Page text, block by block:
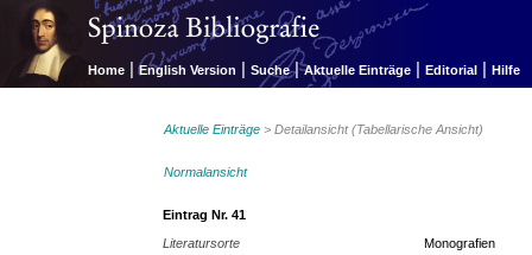
Home | English Version | Suche | Aktuelle Einträge | Editorial | Hilfe
Aktuelle Einträge > Detailansicht (Tabellarische Ansicht)
Normalansicht
Eintrag Nr. 41
Literatursorte
Monografien